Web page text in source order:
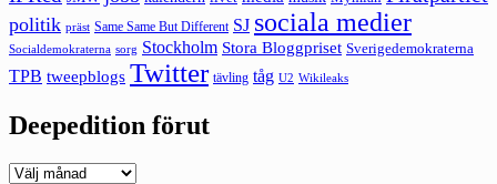
politik präst Same Same But Different SJ sociala medier
Socialdemokraterna sorg Stockholm Stora Bloggpriset Sverigedemokraterna
TPB tweepblogs Twitter tävling tåg U2 Wikileaks
Deepedition förut
Deepedition